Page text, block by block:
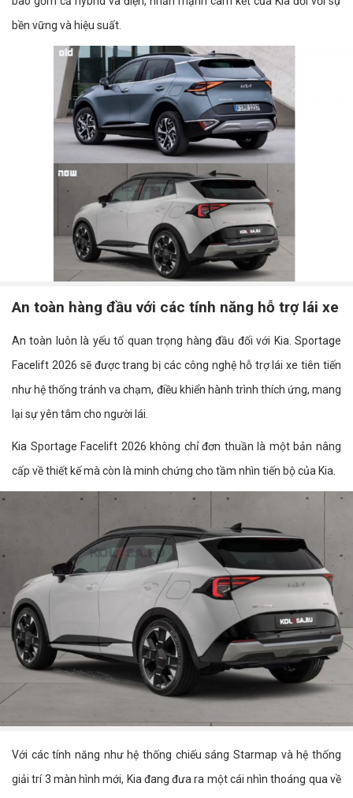
bền vững và hiệu suất.
An toàn hàng đầu với các tính năng hỗ trợ lái xe
An toàn luôn là yếu tố quan trọng hàng đầu đối với Kia. Sportage
Facelift 2026 sẽ được trang bị các công nghệ hỗ trợ lái xe tiên tiến
như hệ thống tránh va chạm, điều khiển hành trình thích ứng, mang
lại sự yên tâm cho người lái.
Kia Sportage Facelift 2026 không chỉ đơn thuần là một bản nâng
cấp về thiết kế mà còn là minh chứng cho tầm nhìn tiến bộ của Kia.
Với các tính năng như hệ thống chiếu sáng Starmap và hệ thống
giải trí 3 màn hình mới, Kia đang đưa ra một cái nhìn thoáng qua về